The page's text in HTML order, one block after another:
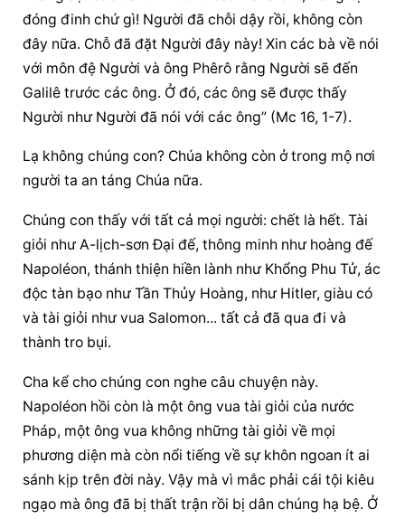
đóng đinh chứ gì! Người đã chỗi dậy rồi, không còn
đây nữa. Chỗ đã đặt Người đây này! Xin các bà về nói
với môn đệ Người và ông Phêrô rằng Người sẽ đến
Galilê trước các ông. Ở đó, các ông sẽ được thấy
Người như Người đã nói với các ông” (Mc 16, 1-7).
Lạ không chúng con? Chúa không còn ở trong mộ nơi
người ta an táng Chúa nữa.
Chúng con thấy với tất cả mọi người: chết là hết. Tài
giỏi như A-lịch-sơn Đại đế, thông minh như hoàng đế
Napoléon, thánh thiện hiền lành như Khổng Phu Tử, ác
độc tàn bạo như Tần Thủy Hoàng, như Hitler, giàu có
và tài giỏi như vua Salomon... tất cả đã qua đi và
thành tro bụi.
Cha kể cho chúng con nghe câu chuyện này.
Napoléon hồi còn là một ông vua tài giỏi của nước
Pháp, một ông vua không những tài giỏi về mọi
phương diện mà còn nổi tiếng về sự khôn ngoan ít ai
sánh kịp trên đời này. Vậy mà vì mắc phải cái tội kiêu
ngạo mà ông đã bị thất trận rồi bị dân chúng hạ bệ. Ở